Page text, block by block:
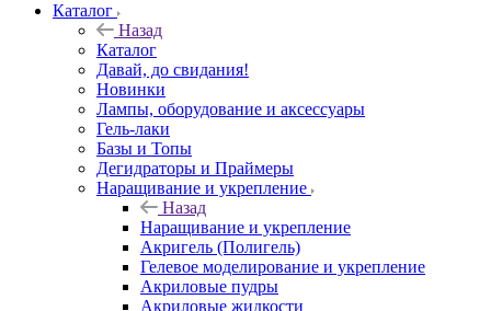
Каталог
Назад
Каталог
Давай, до свидания!
Новинки
Лампы, оборудование и аксессуары
Гель-лаки
Базы и Топы
Дегидраторы и Праймеры
Наращивание и укрепление
Назад
Наращивание и укрепление
Акригель (Полигель)
Гелевое моделирование и укрепление
Акриловые пудры
Акриловые жидкости